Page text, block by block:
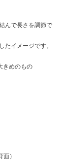
んで長さを調節で
たイメージです。
きめのもの
）